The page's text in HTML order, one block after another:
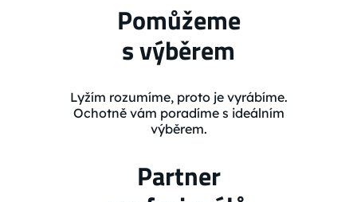
Pomůžeme
s výběrem
Lyžím rozumíme, proto je vyrábíme.
Ochotně vám poradíme s ideálním
výběrem.
Partner